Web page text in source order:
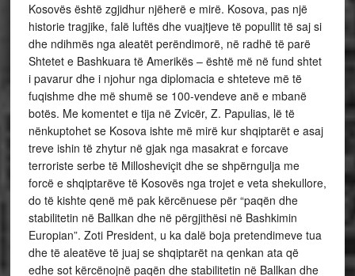
Kosovës është zgjidhur njëherë e mirë. Kosova, pas një
historie tragjike, falë luftës dhe vuajtjeve të popullit të saj si
dhe ndihmës nga aleatët perëndimorë, në radhë të parë
Shtetet e Bashkuara të Amerikës – është më në fund shtet
i pavarur dhe i njohur nga diplomacia e shteteve më të
fuqishme dhe më shumë se 100-vendeve anë e mbanë
botës. Me komentet e tija në Zvicër, Z. Papulias, lë të
nënkuptohet se Kosova ishte më mirë kur shqiptarët e asaj
treve ishin të zhytur në gjak nga masakrat e forcave
terroriste serbe të Millosheviçit dhe se shpërngulja me
forcë e shqiptarëve të Kosovës nga trojet e veta shekullore,
do të kishte qenë më pak kërcënuese për “paqën dhe
stabilitetin në Ballkan dhe në përgjithësi në Bashkimin
Europian”. Zoti President, u ka dalë boja pretendimeve tua
dhe të aleatëve të juaj se shqiptarët na qenkan ata që
edhe sot kërcënojnë paqën dhe stabilitetin në Ballkan dhe